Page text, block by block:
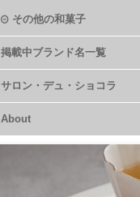
その他の和菓子
掲載中ブランド名一覧
サロン・デュ・ショコラ
About